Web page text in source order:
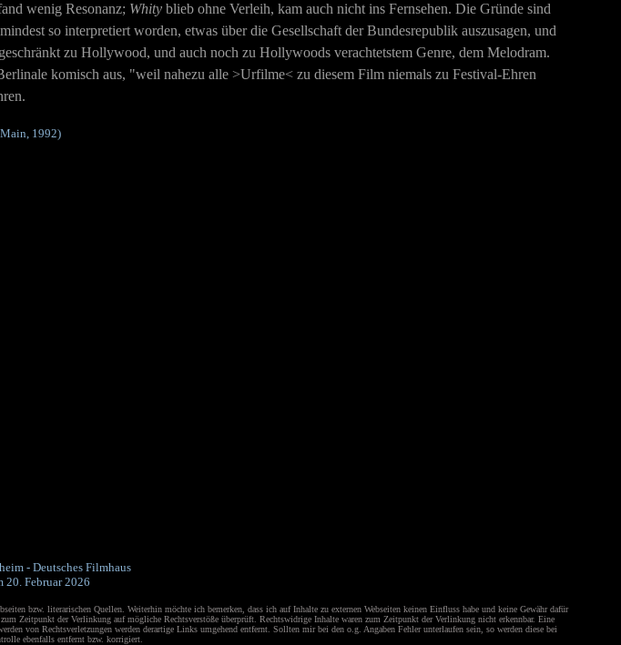
wenig Resonanz; Whity blieb ohne Verleih, kam auch nicht ins Fernsehen. Die Gründe sind
so interpretiert worden, etwas über die Gesellschaft der Bundesrepublik auszusagen, und
zu Hollywood, und auch noch zu Hollywoods verachtetstem Genre, dem Melodram.
komisch aus, "weil nahezu alle >Urfilme< zu diesem Film niemals zu Festival-Ehren
1992)
- Deutsches Filmhaus
20. Februar 2026
bzw. literarischen Quellen. Weiterhin möchte ich bemerken, dass ich auf Inhalte zu externen Webseiten keinen Einfluss habe und keine Gewähr dafür
Zeitpunkt der Verlinkung auf mögliche Rechtsverstöße überprüft. Rechtswidrige Inhalte waren zum Zeitpunkt der Verlinkung nicht erkennbar. Eine
von Rechtsverletzungen werden derartige Links umgehend entfernt. Sollten mir bei den o.g. Angaben Fehler unterlaufen sein, so werden diese bei
ebenfalls entfernt bzw. korrigiert.